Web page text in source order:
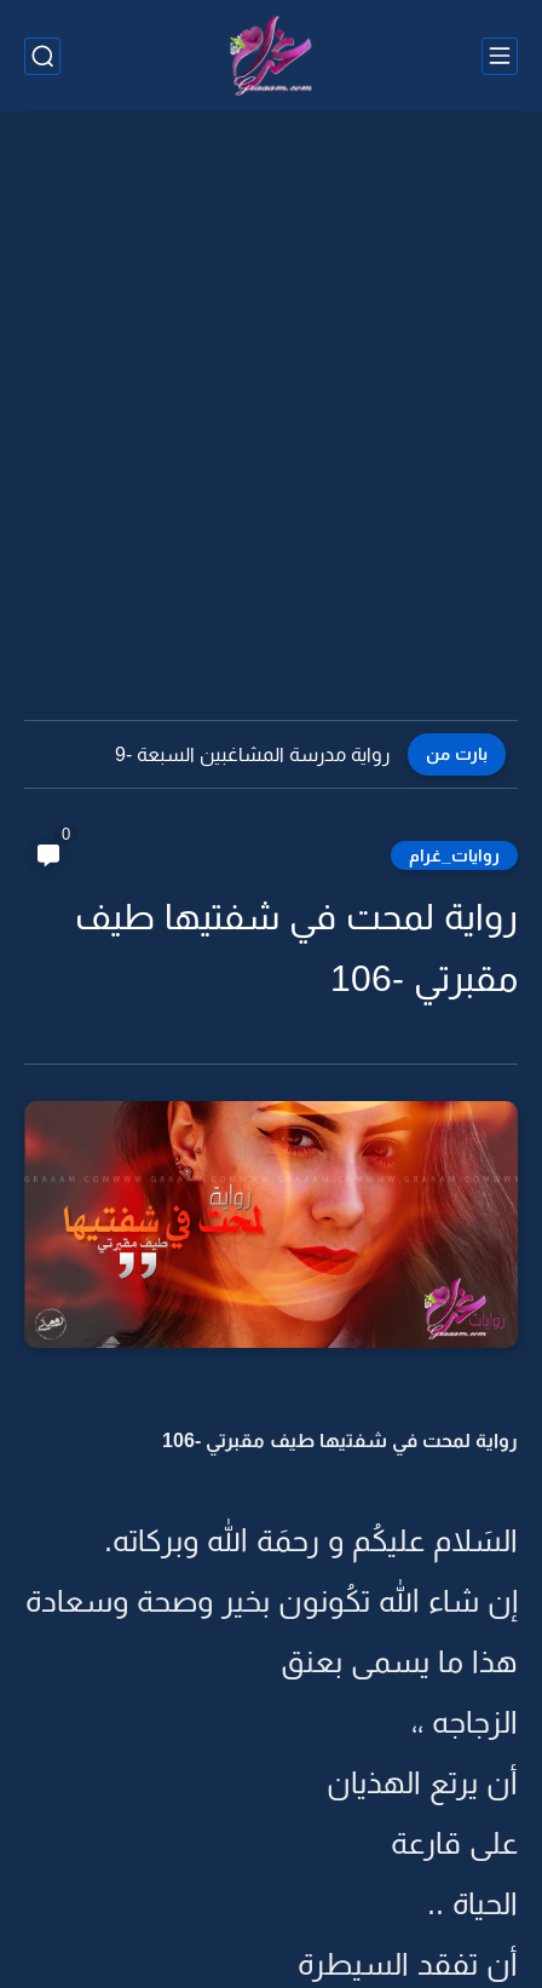
بارت من رواية مدرسة المشاغبين السبعة -8
روايات_غرام
0
رواية لمحت في شفتيها طيف
مقبرتي -106
رواية لمحت في شفتيها طيف مقبرتي -106
السَلام عليكُم و رحمَة الله وبركاته.
إن شاء الله تكُونون بخير وصحة وسعادة
هذا ما يسمى بعنق
الزجاجه ،،
أن يرتع الهذيان
على قارعة
الحياة ..
أن تفقد السيطرة